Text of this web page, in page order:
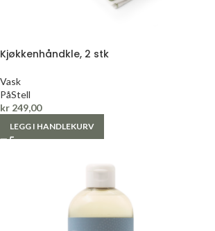
Kjøkkenhåndkle, 2 stk
Vask
PåStell
kr 249,00
LEGG I HANDLEKURV